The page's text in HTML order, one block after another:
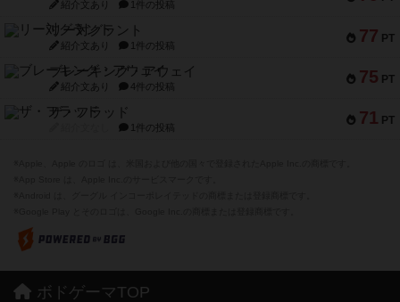
紹介文あり 1件の投稿
77 PT
リー対グラント
紹介文あり 1件の投稿
75 PT
ブレーキング・アウェイ
紹介文あり 4件の投稿
71 PT
ザ・フラッド
1件の投稿
ボドゲーマTOP